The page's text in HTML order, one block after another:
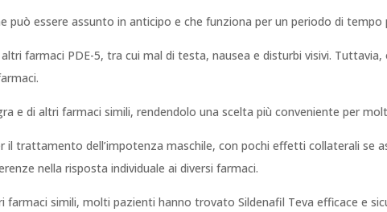
essere assunto in anticipo e che funziona per un periodo di tempo
farmaci PDE-5, tra cui mal di testa, nausea e disturbi visivi. Tuttavia,
e di altri farmaci simili, rendendolo una scelta più conveniente per
il trattamento dell’impotenza maschile, con pochi effetti collaterali se
nella risposta individuale ai diversi farmaci.
simili, molti pazienti hanno trovato Sildenafil Teva efficace e